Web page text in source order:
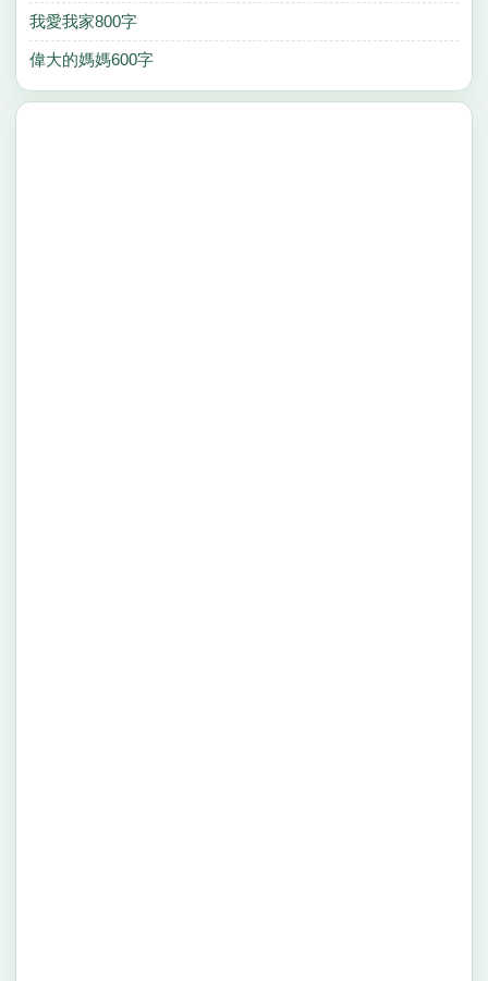
我愛我家800字
偉大的媽媽600字